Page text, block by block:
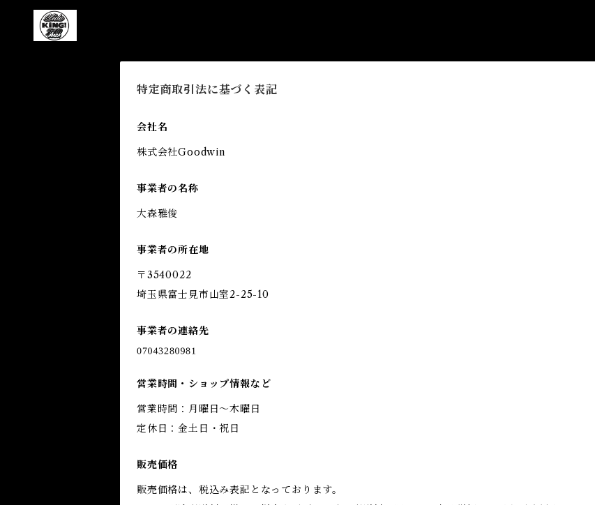
特定商取引法に基づく表記
会社名
株式会社Goodwin
事業者の名称
大森雅俊
事業者の所在地
〒3540022
埼玉県富士見市山室2-25-10
事業者の連絡先
営業時間・ショップ情報など
営業時間：月曜日〜木曜日
定休日：金土日・祝日
販売価格
販売価格は、税込み表記となっております。